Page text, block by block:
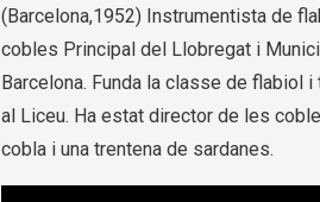
(Barcelona,1952) Instrumentista de
cobles Principal del Llobregat i
Barcelona. Funda la classe de
al Liceu. Ha estat director de les
cobla i una trentena de sardanes.